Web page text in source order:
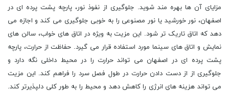
مزایای آن ها بهره مند شوید. جلوگیری از نفوذ نور، پارچه پشت پرده ای در
اصفهان، نور خورشید یا نور مصنوعی را به خوبی جلوگیری می کند و اجازه می
دهد که اتاق تاریک تر شود. این مزیت به ویژه در اتاق های خواب، سالن های
نمایش و اتاق های سینما مورد استفاده قرار می گیرد. حفاظت از حرارت، پارچه
پشت پرده ای در اصفهان می تواند حرارت را در محیط داخلی نگه دارد و
جلوگیری از از دست دادن حرارت در طول فصل سرد را فراهم کند. این مزیت
می تواند هزینه های انرژی را کاهش دهد و محیط را به طور کلی دلپذیرتر کند.